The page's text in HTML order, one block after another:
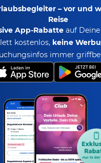
– vor und
Reise
App-Rabatte auf
kostenlos, keine
immer